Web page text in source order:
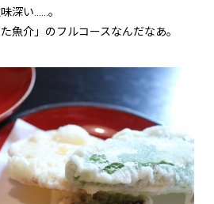
深い……。
魚介」のフルコースなんだなあ。